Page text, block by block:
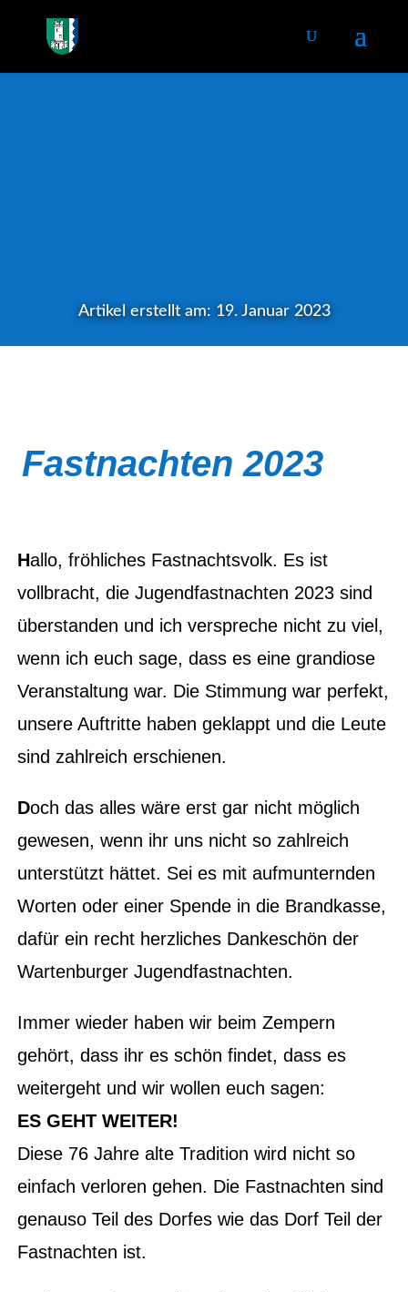
Artikel erstellt am: 19. Januar 2023
Fastnachten 2023
Hallo, fröhliches Fastnachtsvolk. Es ist
vollbracht, die Jugendfastnachten 2023 sind
überstanden und ich verspreche nicht zu viel,
wenn ich euch sage, dass es eine grandiose
Veranstaltung war. Die Stimmung war perfekt,
unsere Auftritte haben geklappt und die Leute
sind zahlreich erschienen.
Doch das alles wäre erst gar nicht möglich
gewesen, wenn ihr uns nicht so zahlreich
unterstützt hättet. Sei es mit aufmunternden
Worten oder einer Spende in die Brandkasse,
dafür ein recht herzliches Dankeschön der
Wartenburger Jugendfastnachten.
Immer wieder haben wir beim Zempern
gehört, dass ihr es schön findet, dass es
weitergeht und wir wollen euch sagen:
ES GEHT WEITER!
Diese 76 Jahre alte Tradition wird nicht so
einfach verloren gehen. Die Fastnachten sind
genauso Teil des Dorfes wie das Dorf Teil der
Fastnachten ist.